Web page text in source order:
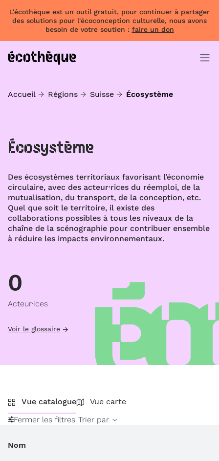
L'écothèque est un outil gratuit, pour continuer à partager
des solutions pour l'écoconception culturelle, nous avons
besoin de votre soutien : faire un don
Accueil Régions Suisse Écosystème
Écosystème
Des écosystèmes territoriaux favorisant l’économie
circulaire, avec des acteur·rices du réemploi, de la
mutualisation, du transport, de la conception, etc.
Quel que soit le territoire, il existe des
collaborations possibles à tous les niveaux de la
chaîne de la scénographie pour contribuer ensemble
à réduire les impacts environnementaux.
0
Acteur·ices
Voir le glossaire
Vue catalogue
Vue carte
Fermer les filtres Trier par
Nom